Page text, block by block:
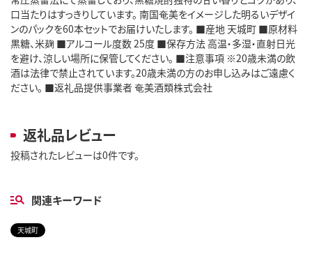
口当たりはすっきりしています。 南国奄美をイメージした明るいデザイ
ンのパックを60本セットでお届けいたします。 ■産地 天城町 ■原材料
黒糖、米麹 ■アルコール度数 25度 ■保存方法 高温・多湿・直射日光
を避け、涼しい場所に保管してください。 ■注意事項 ※20歳未満の飲
酒は法律で禁止されています。20歳未満の方のお申し込みはご遠慮く
ださい。 ■返礼品提供事業者 奄美酒類株式会社
返礼品レビュー
投稿されたレビューは0件です。
関連キーワード
天城町